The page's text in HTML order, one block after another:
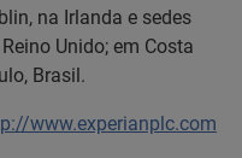
na Irlanda e sedes
Unido; em Costa
Brasil.
www.experianplc.com